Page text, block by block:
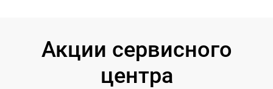
Акции сервисного
центра